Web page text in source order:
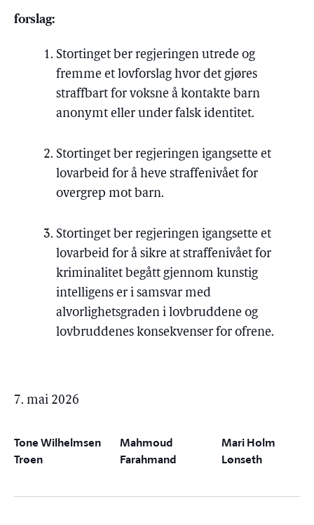
forslag:
Stortinget ber regjeringen utrede og
fremme et lovforslag hvor det gjøres
straffbart for voksne å kontakte barn
anonymt eller under falsk identitet.
Stortinget ber regjeringen igangsette et
lovarbeid for å heve straffenivået for
overgrep mot barn.
Stortinget ber regjeringen igangsette et
lovarbeid for å sikre at straffenivået for
kriminalitet begått gjennom kunstig
intelligens er i samsvar med
alvorlighetsgraden i lovbruddene og
lovbruddenes konsekvenser for ofrene.
7. mai 2026
Tone Wilhelmsen
Trøen
Mahmoud
Farahmand
Mari Holm
Lønseth